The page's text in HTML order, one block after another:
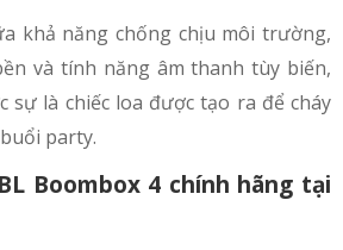
khả năng chống chịu môi trường,
và tính năng âm thanh tùy biến,
sự là chiếc loa được tạo ra để cháy
party.
Boombox 4 chính hãng tại